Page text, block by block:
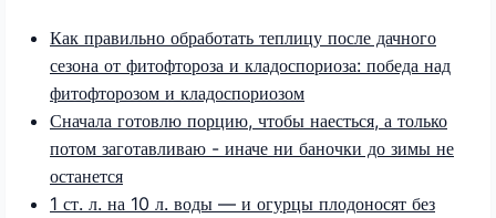
Как правильно обработать теплицу после дачного
сезона от фитофтороза и кладоспориоза: победа над
фитофторозом и кладоспориозом
Сначала готовлю порцию, чтобы наесться, а только
потом заготавливаю - иначе ни баночки до зимы не
останется
1 ст. л. на 10 л. воды — и огурцы плодоносят без